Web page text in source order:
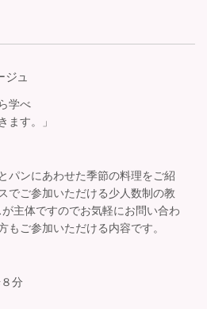
ジュ
学べ
す。」
パンにあわせた季節の料理をご紹
でご参加いただける少人数制の教
主体ですのでお気軽にお問い合わ
ご参加いただける内容です。
分